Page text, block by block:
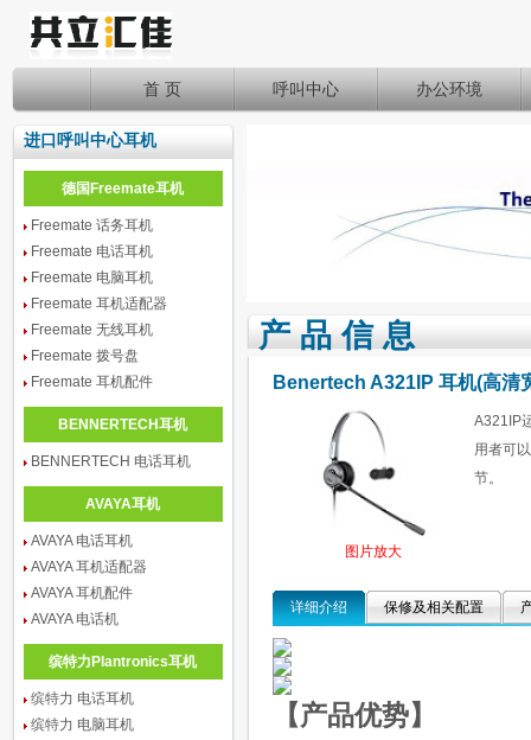
首 页 呼叫中心 办公环境
进口呼叫中心耳机
德国Freemate耳机
Freemate 话务耳机
Freemate 电话耳机
Freemate 电脑耳机
Freemate 耳机适配器
Freemate 无线耳机
Freemate 拨号盘
Freemate 耳机配件
BENNERTECH耳机
BENNERTECH 电话耳机
AVAYA耳机
AVAYA 电话耳机
AVAYA 耳机适配器
AVAYA 耳机配件
AVAYA 电话机
缤特力Plantronics耳机
缤特力 电话耳机
缤特力 电脑耳机
产 品 信 息
Benertech A321IP 耳机(高清
图片放大
A321IP
用者可
节。
详细介绍 保修及相关配置
【产品优势】